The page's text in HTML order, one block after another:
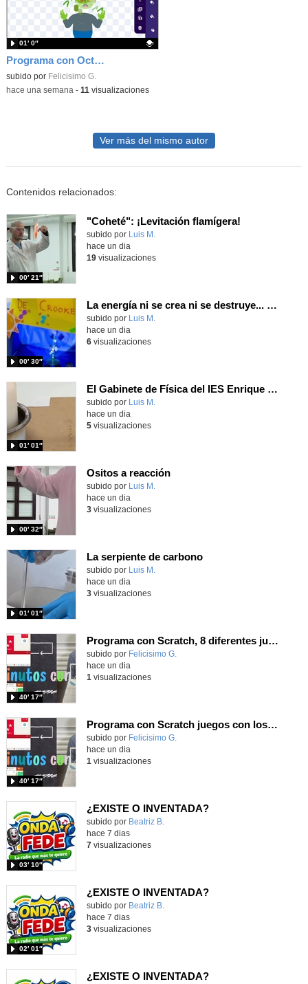
Programa con OctoStudio, un juego homenajeando al House of the dead con Zombies
Contenido educativo.
subido por Felicisimo G.
01′ 0″
-hace una semana - 11 visualizaciones
Ver más del mismo autor
Contenidos relacionados:
"Coheté": ¡Levitación flamígera!
Contenido educativo.
subido por Luis M.
00′ 21″
hace un dia
19visualizaciones
La energía ni se crea ni se destruye... ¡se experimenta! El Tierno en la Feria Madrid es Ciencia 2026
Contenido educativo.
subido por Luis M.
00′ 30″
hace un dia
6visualizaciones
El Gabinete de Física del IES Enrique Tierno Galván de Parla (Curso 25-26)
Contenido educativo.
subido por Luis M.
01′ 01″
hace un dia
5visualizaciones
Ositos a reacción
Contenido educativo.
subido por Luis M.
00′ 32″
hace un dia
3visualizaciones
La serpiente de carbono
Contenido educativo.
subido por Luis M.
01′ 01″
hace un dia
3visualizaciones
Programa con Scratch, 8 diferentes juegos para vivir la emoción de los partidos de España en el mundial 2026
Contenido educativo.
subido por Felicisimo G.
40′ 17″
hace un dia
1 visualizaciones
Programa con Scratch juegos con los partidos del mundial 2026 ganados por España
Contenido educativo.
subido por Felicisimo G.
40′ 17″
hace un dia
1 visualizaciones
¿EXISTE O INVENTADA?
Contenido educativo.
subido por Beatriz B.
03′ 10″
hace 7 dias
7visualizaciones
¿EXISTE O INVENTADA?
Contenido educativo.
subido por Beatriz B.
02′ 01″
hace 7 dias
3visualizaciones
¿EXISTE O INVENTADA?